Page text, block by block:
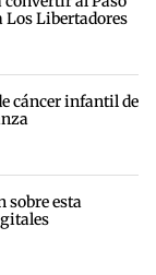
Los Libertadores
cáncer infantil de
sobre esta